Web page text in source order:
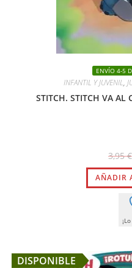
ENVÍO 4-5
INFANTIL Y JUVENIL,
STITCH. STITCH VA AL
3,95€
AÑADIR
DISPONIBLE